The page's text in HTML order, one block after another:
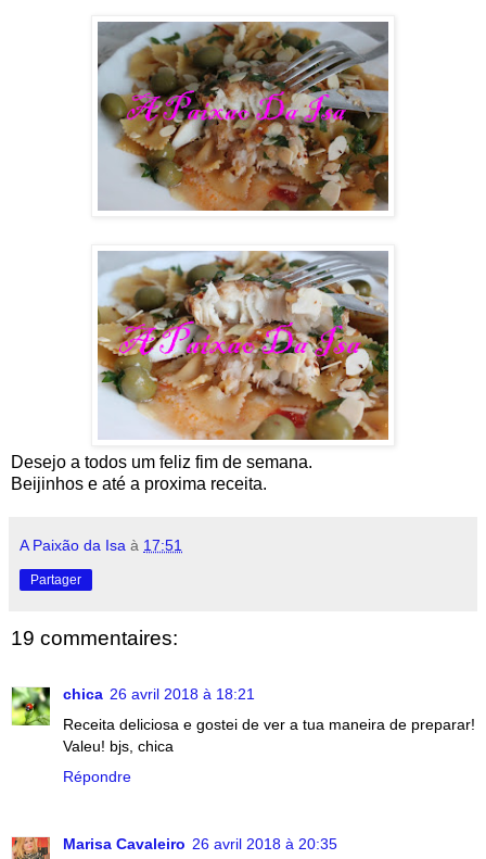
Desejo a todos um feliz fim de semana.
Beijinhos e até a proxima receita.
A Paixão da Isa à 17:51
Partager
19 commentaires:
chica 26 avril 2018 à 18:21
Receita deliciosa e gostei de ver a tua maneira de preparar!
Valeu! bjs, chica
Répondre
Marisa Cavaleiro 26 avril 2018 à 20:35